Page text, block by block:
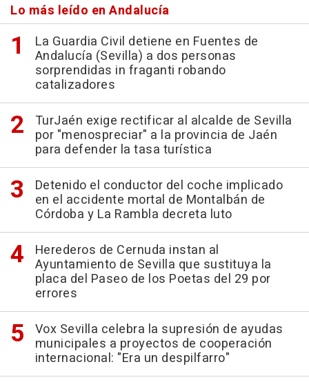
Lo más leído en Andalucía
La Guardia Civil detiene en Fuentes de
Andalucía (Sevilla) a dos personas
sorprendidas in fraganti robando
catalizadores
TurJaén exige rectificar al alcalde de Sevilla
por "menospreciar" a la provincia de Jaén
para defender la tasa turística
Detenido el conductor del coche implicado
en el accidente mortal de Montalbán de
Córdoba y La Rambla decreta luto
Herederos de Cernuda instan al
Ayuntamiento de Sevilla que sustituya la
placa del Paseo de los Poetas del 29 por
errores
Vox Sevilla celebra la supresión de ayudas
municipales a proyectos de cooperación
internacional: "Era un despilfarro"